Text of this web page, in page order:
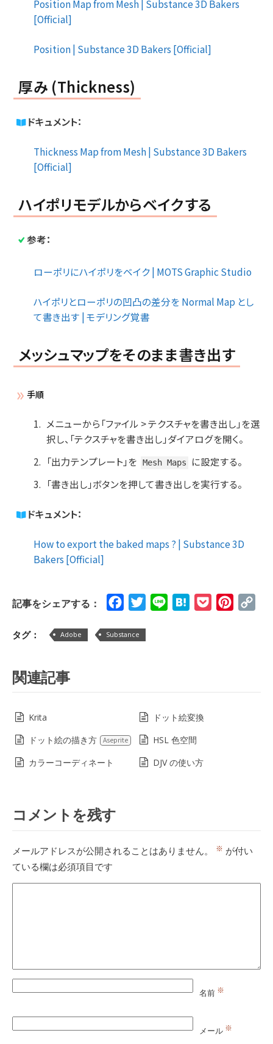
Position Map from Mesh | Substance 3D Bakers
[Official]
Position | Substance 3D Bakers [Official]
厚み (Thickness)
ドキュメント：
Thickness Map from Mesh | Substance 3D Bakers
[Official]
ハイポリモデルからベイクする
参考：
ローポリにハイポリをベイク | MOTS Graphic Studio
ハイポリとローポリの凹凸の差分を Normal Map とし
て書き出す | モデリング覚書
メッシュマップをそのまま書き出す
手順
メニューから「ファイル > テクスチャを書き出し」を選
択し、「テクスチャを書き出し」ダイアログを開く。
「出力テンプレート」を
Mesh Maps
に設定する。
「書き出し」ボタンを押して書き出しを実行する。
ドキュメント：
How to export the baked maps ? | Substance 3D
Bakers [Official]
記事をシェアする： FacebookTwitterLine HatenaPocket
タグ： Adobe Substance
関連記事
Krita
ドット絵変換
ドット絵の描き方
Aseprite
HSL 色空間
カラーコーディネート
DJV の使い方
コメントを残す
メールアドレスが公開されることはありません。 ※ が付い
ている欄は必須項目です
名前 ※
メール ※